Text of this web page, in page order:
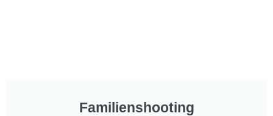
Familienshooting